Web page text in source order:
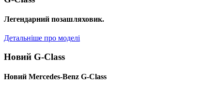
Легендарний позашляховик.
Детальніше про моделі
Новий G-Class
Новий Mercedes-Benz G-Class